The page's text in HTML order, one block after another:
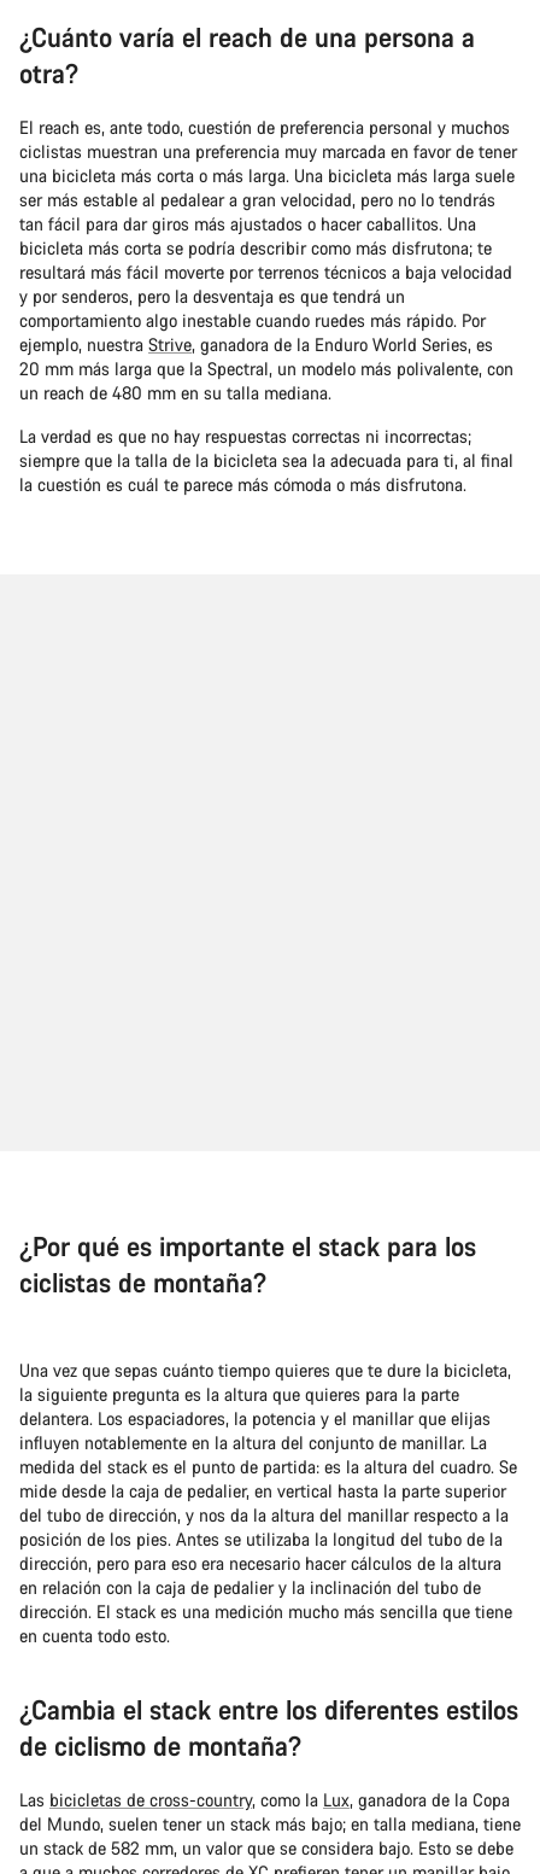
¿Cuánto varía el reach de una persona a
otra?
El reach es, ante todo, cuestión de preferencia personal y muchos
ciclistas muestran una preferencia muy marcada en favor de tener
una bicicleta más corta o más larga. Una bicicleta más larga suele
ser más estable al pedalear a gran velocidad, pero no lo tendrás
tan fácil para dar giros más ajustados o hacer caballitos. Una
bicicleta más corta se podría describir como más disfrutona; te
resultará más fácil moverte por terrenos técnicos a baja velocidad
y por senderos, pero la desventaja es que tendrá un
comportamiento algo inestable cuando ruedes más rápido. Por
ejemplo, nuestra Strive, ganadora de la Enduro World Series, es
20 mm más larga que la Spectral, un modelo más polivalente, con
un reach de 480 mm en su talla mediana.
La verdad es que no hay respuestas correctas ni incorrectas;
siempre que la talla de la bicicleta sea la adecuada para ti, al final
la cuestión es cuál te parece más cómoda o más disfrutona.
¿Por qué es importante el stack para los
ciclistas de montaña?
Una vez que sepas cuánto tiempo quieres que te dure la bicicleta,
la siguiente pregunta es la altura que quieres para la parte
delantera. Los espaciadores, la potencia y el manillar que elijas
influyen notablemente en la altura del conjunto de manillar. La
medida del stack es el punto de partida: es la altura del cuadro. Se
mide desde la caja de pedalier, en vertical hasta la parte superior
del tubo de dirección, y nos da la altura del manillar respecto a la
posición de los pies. Antes se utilizaba la longitud del tubo de la
dirección, pero para eso era necesario hacer cálculos de la altura
en relación con la caja de pedalier y la inclinación del tubo de
dirección. El stack es una medición mucho más sencilla que tiene
en cuenta todo esto.
¿Cambia el stack entre los diferentes estilos
de ciclismo de montaña?
Las bicicletas de cross-country, como la Lux, ganadora de la Copa
del Mundo, suelen tener un stack más bajo; en talla mediana, tiene
un stack de 582 mm, un valor que se considera bajo. Esto se debe